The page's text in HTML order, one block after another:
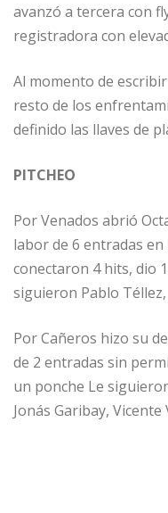
avanzó a tercera con
registradora con
Al momento de
resto de los
definido las llaves de
PITCHEO
Por Venados abrió
labor de 6 entradas
conectaron 4 hits, dio
siguieron Pablo
Por Cañeros hizo su
de 2 entradas sin
un ponche Le
Jonás Garibay,